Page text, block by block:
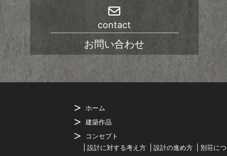
contact
お問い合わせ
ホーム
建築作品
コンセプト
設計に対する考え方
設計の進め方
別荘に